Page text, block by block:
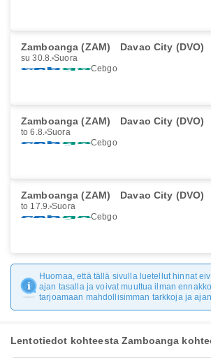
Zamboanga (ZAM) Davao City (DVO)
su 30.8. Suora
Cebgo
Zamboanga (ZAM) Davao City (DVO)
to 6.8. Suora
Cebgo
Zamboanga (ZAM) Davao City (DVO)
to 17.9. Suora
Cebgo
Huomaa, että tällä sivulla luetellut hinnat
ajan tasalla ja voivat muuttua ilman
tarjoamaan mahdollisimman tarkkoja ja
Lentotiedot kohteesta Zamboanga